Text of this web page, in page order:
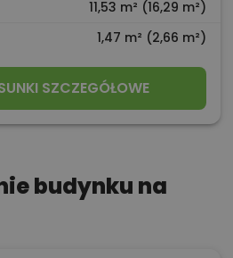
11,53 m² (16,29 m²)
1,47 m² (2,66 m²)
SZCZEGÓŁOWE
budynku na